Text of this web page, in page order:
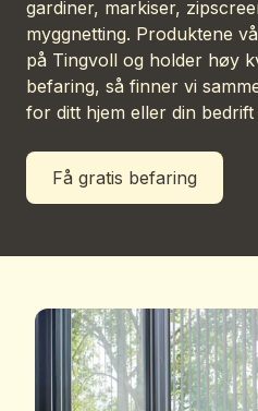
gardiner, markiser,
myggnetting. Produktene
på Tingvoll og holder høy
befaring, så finner vi
for ditt hjem eller din bedrift
Få gratis befaring